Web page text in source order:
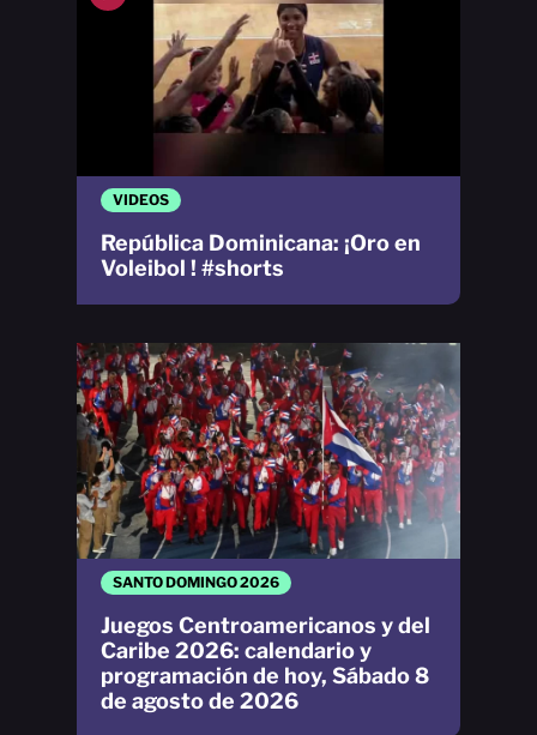
SANTO DOMINGO 2026
Juegos Centroamericanos y del
Caribe 2026: calendario y
programación de hoy, Sábado 8
de agosto de 2026
VIDEOS
República Dominicana: ¡Oro en
Voleibol ! #shorts